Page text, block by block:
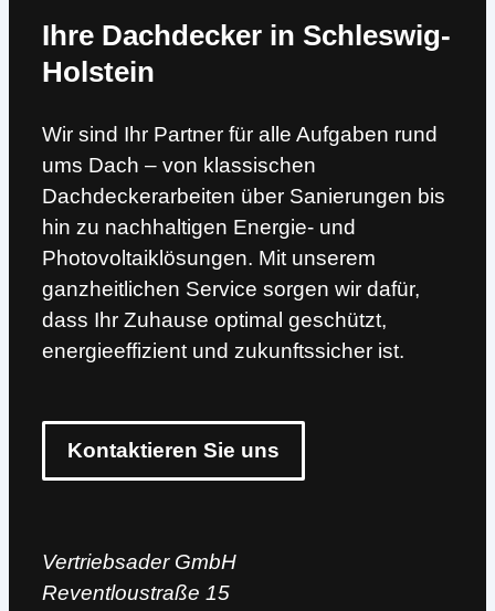
Ihre Dachdecker in Schleswig-
Holstein
Wir sind Ihr Partner für alle Aufgaben rund
ums Dach – von klassischen
Dachdeckerarbeiten über Sanierungen bis
hin zu nachhaltigen Energie- und
Photovoltaiklösungen. Mit unserem
ganzheitlichen Service sorgen wir dafür,
dass Ihr Zuhause optimal geschützt,
energieeffizient und zukunftssicher ist.
Kontaktieren Sie uns
Vertriebsader GmbH
Reventloustraße 15